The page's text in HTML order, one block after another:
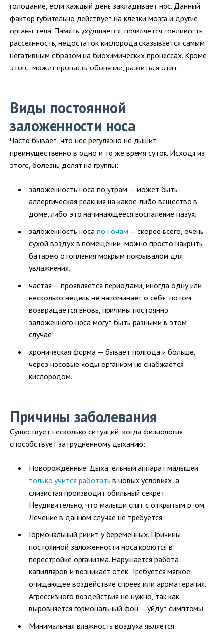
голодание, если каждый день закладывает нос. Данный
фактор губительно действует на клетки мозга и другие
органы тела. Память ухудшается, появляется сонливость,
рассеянность, недостаток кислорода сказывается самым
негативным образом на биохимических процессах. Кроме
этого, может пропасть обоняние, развиться отит.
Виды постоянной
заложенности носа
Часто бывает, что нос регулярно не дышит
преимущественно в одно и то же время суток. Исходя из
этого, болезнь делят на группы:
заложенность носа по утрам — может быть
аллергическая реакция на какое-либо вещество в
доме, либо это начинающееся воспаление пазух;
заложенность носа по ночам — скорее всего, очень
сухой воздух в помещении, можно просто накрыть
батарею отопления мокрым покрывалом для
увлажнения;
частая — проявляется периодами, иногда одну или
несколько недель не напоминает о себе, потом
возвращается вновь, причины постоянно
заложенного носа могут быть разными в этом
случае;
хроническая форма — бывает полгода и больше,
через носовые ходы организм не снабжается
кислородом.
Причины заболевания
Существует несколько ситуаций, когда физиология
способствует затрудненному дыханию:
Новорожденные. Дыхательный аппарат малышей
только учится работать в новых условиях, а
слизистая производит обильный секрет.
Неудивительно, что малыши спят с открытым ртом.
Лечение в данном случае не требуется.
Гормональный ринит у беременных. Причины
постоянной заложенности носа кроются в
перестройке организма. Нарушается работа
капилляров и возникает отек. Требуется мягкое
очищающее воздействие спреев или ароматерапия.
Агрессивного воздействия не нужно, так как
выровняется гормональный фон — уйдут симптомы.
Минимальная влажность воздуха является